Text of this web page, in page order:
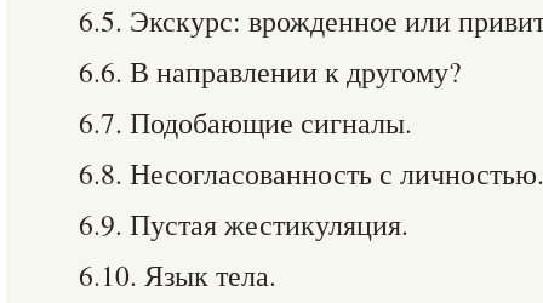
6.5. Экскурс: врожденное или
6.6. В направлении к другому?
6.7. Подобающие сигналы.
6.8. Несогласованность с личностью.
6.9. Пустая жестикуляция.
6.10. Язык тела.